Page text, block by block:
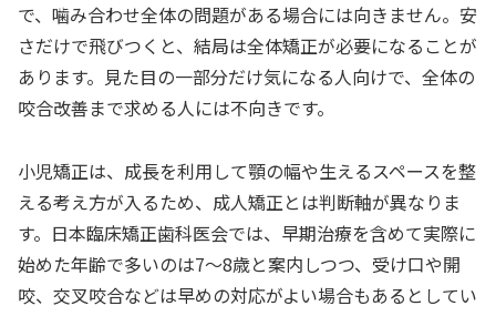
で、噛み合わせ全体の問題がある場合には向きません。安
さだけで飛びつくと、結局は全体矯正が必要になることが
あります。見た目の一部分だけ気になる人向けで、全体の
咬合改善まで求める人には不向きです。
小児矯正は、成長を利用して顎の幅や生えるスペースを整
える考え方が入るため、成人矯正とは判断軸が異なりま
す。日本臨床矯正歯科医会では、早期治療を含めて実際に
始めた年齢で多いのは7〜8歳と案内しつつ、受け口や開
咬、交叉咬合などは早めの対応がよい場合もあるとしてい